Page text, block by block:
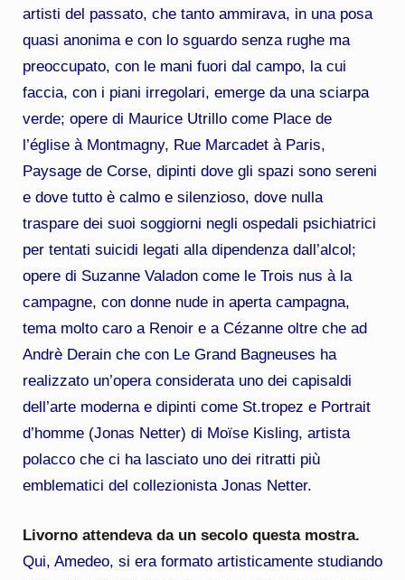
artisti del passato, che tanto ammirava, in una posa
quasi anonima e con lo sguardo senza rughe ma
preoccupato, con le mani fuori dal campo, la cui
faccia, con i piani irregolari, emerge da una sciarpa
verde; opere di Maurice Utrillo come Place de
l’église à Montmagny, Rue Marcadet à Paris,
Paysage de Corse, dipinti dove gli spazi sono sereni
e dove tutto è calmo e silenzioso, dove nulla
traspare dei suoi soggiorni negli ospedali psichiatrici
per tentati suicidi legati alla dipendenza dall’alcol;
opere di Suzanne Valadon come le Trois nus à la
campagne, con donne nude in aperta campagna,
tema molto caro a Renoir e a Cézanne oltre che ad
Andrè Derain che con Le Grand Bagneuses ha
realizzato un’opera considerata uno dei capisaldi
dell’arte moderna e dipinti come St.tropez e Portrait
d’homme (Jonas Netter) di Moïse Kisling, artista
polacco che ci ha lasciato uno dei ritratti più
emblematici del collezionista Jonas Netter.
Livorno attendeva da un secolo questa mostra.
Qui, Amedeo, si era formato artisticamente studiando